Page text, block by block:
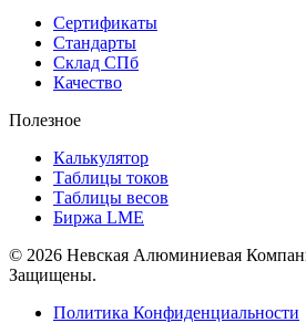
Сертификаты
Стандарты
Склад СПб
Качество
Полезное
Калькулятор
Таблицы токов
Таблицы весов
Биржа LME
© 2026 Невская Алюминиевая
Защищены.
Политика Конфиденциальности